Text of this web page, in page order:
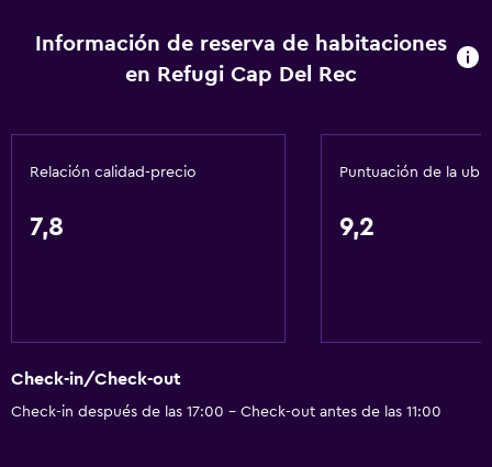
A pie de pista
Wifi gratis
Wifi disponible en todas las instalaciones
Gel de ducha
Información de reserva de habitaciones
en Refugi Cap Del Rec
Relación calidad-precio
7,8
Puntuación de la
9,2
Check-in/Check-out
Check-in después de las 17:00 - Check-out antes de las 11:00